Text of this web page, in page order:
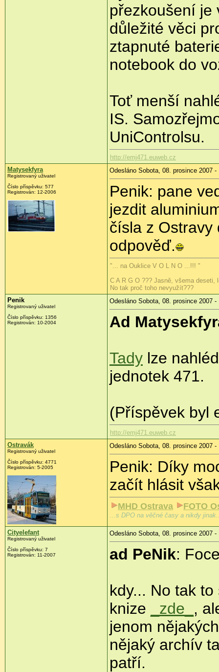
přezkoušení je
důležité věci
ztapnuté
notebook do
Toť menší
IS.
UniControlsu.
http://emj471.euweb.cz
Matysekfyra
Registrovaný uživatel
Číslo příspěvku: 577
Registrován: 12-2006
Odesláno Sobota, 08. prosince 2007 -
Penik: pane
jezdit
čísla z Ostravy
odpověď.
"... na Ouklice V O L N O ...!!! "
C A R G O ??? Jasně, všema deseti,
No tak proč toho nevyužít???
Penik
Registrovaný uživatel
Číslo příspěvku: 1356
Registrován: 10-2004
Odesláno Sobota, 08. prosince 2007 -
Ad
Tady lze
jednotek 471.
(Příspěvek byl
http://emj471.euweb.cz
Ostravák
Registrovaný uživatel
Číslo příspěvku: 4771
Registrován: 5-2005
Odesláno Sobota, 08. prosince 2007 -
Penik: Díky
začít hlásit
MHD Ostrava FOTO
...s DPO na věčné časy a nikdy
Cityelefant
Registrovaný uživatel
Číslo příspěvku: 7
Registrován: 11-2007
Odesláno Sobota, 08. prosince 2007 -
ad PeNik:
kdy... No tak
knize
_zde_ ,
jenom
nějaký archív
patří.